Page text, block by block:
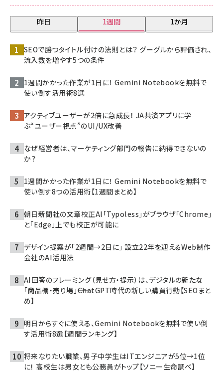
昨日 1週間 1か月
SEOで勝つタイトル付けの法則とは？ グーグルから評価され、
流入数を増やす5つの条件
1週間かかった作業が1日に！ Gemini Notebookを無料で
使い倒す活用術8選
アクティブユーザーが2倍に急成長！ JA共済アプリに学
ぶ“ユーザー視点”のUI/UX改善
なぜ経営者は、マーケティング部門の報告に納得できないの
か？
1週間かかった作業が1日に！ Gemini Notebookを無料で
使い倒す8つの活用術【1週間まとめ】
朝日新聞社の文章校正AI「Typoless」がブラウザ「Chrome」
と「Edge」上でも校正が可能に
デザイン提案が「2週間→2日に」 設立22年を迎えるWeb制作
会社のAI活用法
AI回答のフレーミング（見せ方・提示）は、デジタルの新たな
「商品棚・売り場」――ChatGPT時代の新しい購買行動【SEOまと
め】
明日からすぐに使える、Gemini Notebookを無料で使い倒
す活用術8選【週間ランキング】
将来なりたい職業、男子中学生はITエンジニアが5位→1位
に！ 高校生は男女とも公務員がトップ【ソニー生命調べ】